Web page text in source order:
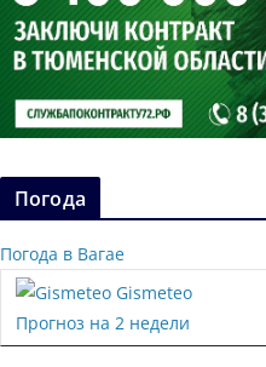
Погода
Погода в Вагае
Gismeteo
Прогноз на 2 недели